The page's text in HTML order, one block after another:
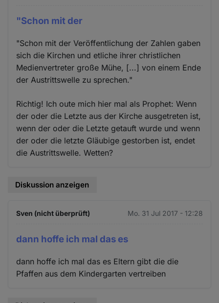
"Schon mit der
"Schon mit der Veröffentlichung der Zahlen gaben
sich die Kirchen und etliche ihrer christlichen
Medienvertreter große Mühe, [...] von einem Ende
der Austrittswelle zu sprechen."
Richtig! Ich oute mich hier mal als Prophet: Wenn
der oder die Letzte aus der Kirche ausgetreten ist,
wenn der oder die Letzte getauft wurde und wenn
der oder die letzte Gläubige gestorben ist, endet
die Austrittswelle. Wetten?
Diskussion anzeigen
Sven (nicht überprüft) Mo. 31 Jul 2017 - 12:28
dann hoffe ich mal das es
dann hoffe ich mal das es Eltern gibt die die
Pfaffen aus dem Kindergarten vertreiben